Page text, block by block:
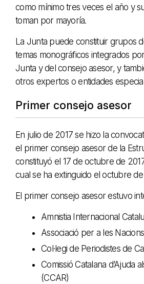
como mínimo tres veces el año y
toman por mayoría.
La Junta puede constituir grupos
temas monográficos integrados
Junta y del consejo asesor, y
otros expertos o entidades
Primer consejo asesor
En julio de 2017 se hizo la
el primer consejo asesor de la
constituyó el 17 de octubre de
cual se ha extinguido el octubre de
El primer consejo asesor estuvo
Amnistia Internacional
Associació per a les
Col·legi de Periodistes de
Comissió Catalana d’Ajuda
(CCAR)